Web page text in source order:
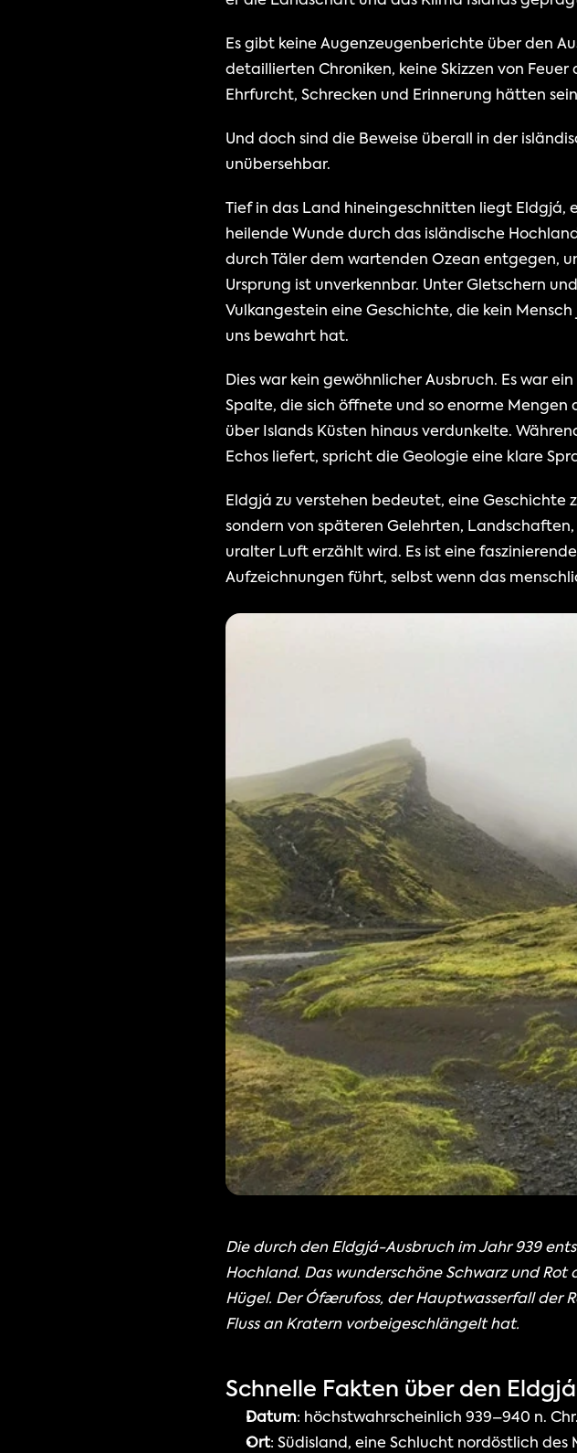
Es gibt keine Augenzeugenberichte über den
detaillierten Chroniken, keine Skizzen von
Ehrfurcht, Schrecken und Erinnerung hätten
Und doch sind die Beweise überall in der
unübersehbar.
Tief in das Land hineingeschnitten liegt Eldgjá,
heilende Wunde durch das isländische
durch Täler dem wartenden Ozean entgegen,
Ursprung ist unverkennbar. Unter Gletschern
Vulkangestein eine Geschichte, die kein
uns bewahrt hat.
Dies war kein gewöhnlicher Ausbruch. Es war
Spalte, die sich öffnete und so enorme Mengen
über Islands Küsten hinaus verdunkelte.
Echos liefert, spricht die Geologie eine klare
Eldgjá zu verstehen bedeutet, eine Geschichte
sondern von späteren Gelehrten,
uralter Luft erzählt wird. Es ist eine
Aufzeichnungen führt, selbst wenn das
Die durch den Eldgjá-Ausbruch im Jahr 939
Hochland. Das wunderschöne Schwarz und
Hügel. Der Ófærufoss, der Hauptwasserfall der
Fluss an Kratern vorbeigeschlängelt hat.
Schnelle Fakten über den
Datum: höchstwahrscheinlich 939–940 n.
Ort: Südisland, eine Schlucht nordöstlich des